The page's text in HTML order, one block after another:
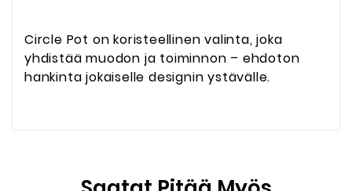
Circle Pot on koristeellinen valinta, joka
yhdistää muodon ja toiminnon – ehdoton
hankinta jokaiselle designin ystävälle.